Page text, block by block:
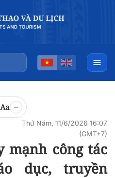
Aa
Thứ Năm, 11/6/2026 16:07
(GMT+7)
mạnh công tác
dục, truyền